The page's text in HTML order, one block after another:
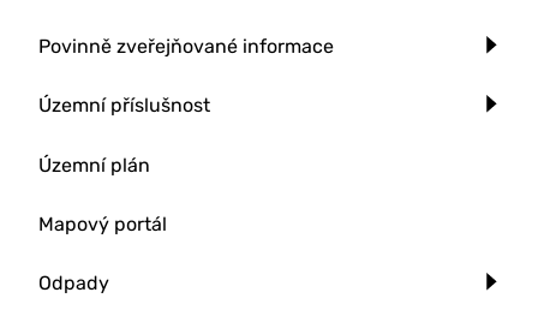
Povinně zveřejňované informace
Územní příslušnost
Územní plán
Mapový portál
Odpady